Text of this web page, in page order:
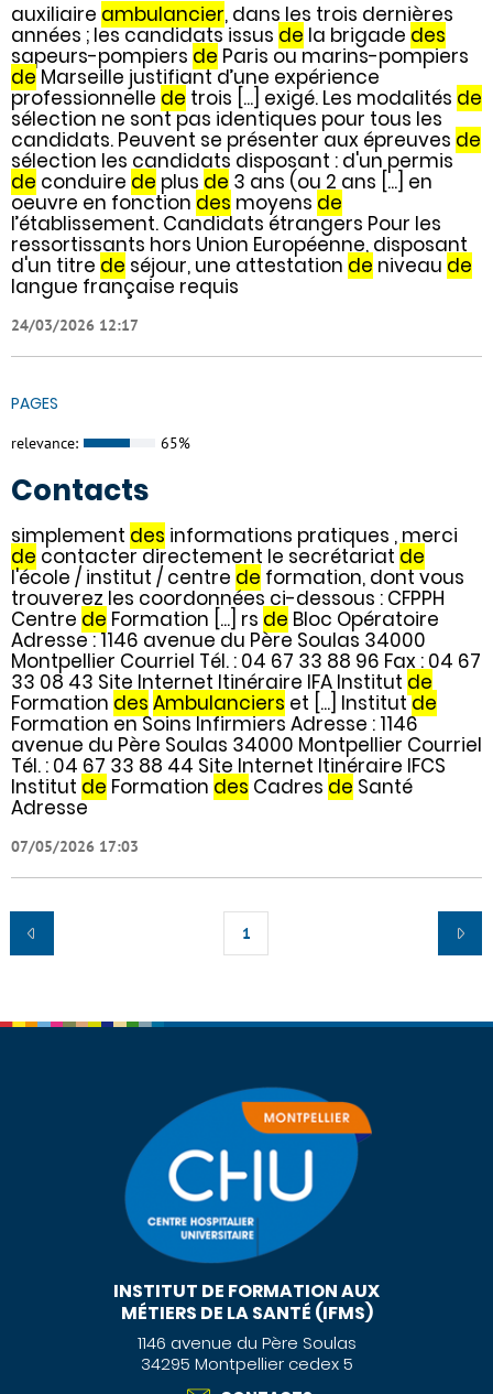
auxiliaire ambulancier, dans les trois dernières
années ; les candidats issus de la brigade des
sapeurs-pompiers de Paris ou marins-pompiers
deMarseille justifiant d’une expérience
professionnelle de trois [...] exigé. Les modalités de
sélection ne sont pas identiques pour tous les
candidats. Peuvent se présenter aux épreuves de
sélection les candidats disposant : d'un permis
de conduire de plus de 3 ans (ou 2 ans [...] en
oeuvre en fonction des moyens de
l’établissement. Candidats étrangers Pour les
ressortissants hors Union Européenne, disposant
d'un titre de séjour, une attestation de niveau de
langue française requis
24/03/2026 12:17
PAGES
relevance: 65%
Contacts
simplement des informations pratiques , merci
de contacter directement le secrétariat de
l'école / institut / centre de formation, dont vous
trouverez les coordonnées ci-dessous : CFPPH
Centre de Formation [...] rs de Bloc Opératoire
Adresse : 1146 avenue du Père Soulas 34000
Montpellier Courriel Tél. : 04 67 33 88 96 Fax : 04 67
33 08 43 Site Internet Itinéraire IFA Institut de
Formation des Ambulanciers et [...] Institutde
Formation en Soins Infirmiers Adresse : 1146
avenue du Père Soulas 34000 Montpellier Courriel
Tél. : 04 67 33 88 44 Site Internet Itinéraire IFCS
Institut de Formation des Cadres de Santé
Adresse
07/05/2026 17:03
1
INSTITUT DE FORMATION AUX
MÉTIERS DE LA SANTÉ (IFMS)
1146 avenue du Père Soulas
34295 Montpellier cedex 5